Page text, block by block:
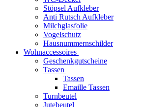
Stöpsel Aufkleber
Anti Rutsch Aufkleber
Milchglasfolie
Vogelschutz
Hausnummernschilder
Wohnaccessoires
Geschenkgutscheine
Tassen
Tassen
Emaille Tassen
Turnbeutel
Jutebeutel